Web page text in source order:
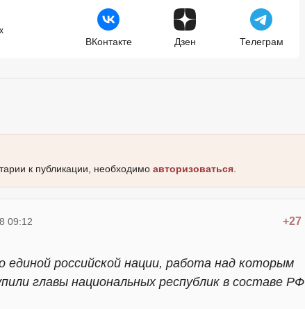
ВКонтакте Дзен Телеграм
к публикации, необходимо авторизоваться
+27
09:12
единой российской нации, работа над которым
главы национальных республик в составе РФ